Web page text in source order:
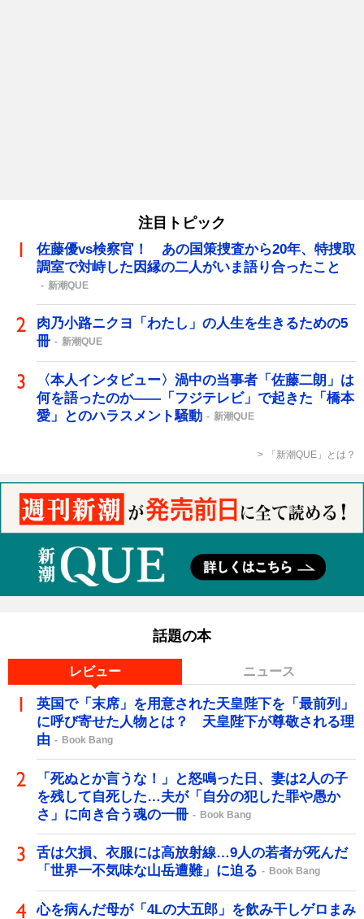
注目トピック
佐藤優vs検察官！ あの国策捜査から20年、特捜取
調室で対峙した因縁の二人がいま語り合ったこと
新潮QUE
肉乃小路ニクヨ「わたし」の人生を生きるための5
冊
新潮QUE
〈本人インタビュー〉渦中の当事者「佐藤二朗」は
何を語ったのか――「フジテレビ」で起きた「橋本
愛」とのハラスメント騒動
新潮QUE
「新潮QUE」とは？
話題の本
レビュー ニュース
英国で「末席」を用意された天皇陛下を「最前列」
に呼び寄せた人物とは？ 天皇陛下が尊敬される理
由
Book Bang
「死ぬとか言うな！」と怒鳴った日、妻は2人の子
を残して自死した…夫が「自分の犯した罪や愚か
さ」に向き合う魂の一冊
Book Bang
舌は欠損、衣服には高放射線…9人の若者が死んだ
「世界一不気味な山岳遭難」に迫る
Book Bang
心を病んだ母が「4Lの大五郎」を飲み干しゲロまみ